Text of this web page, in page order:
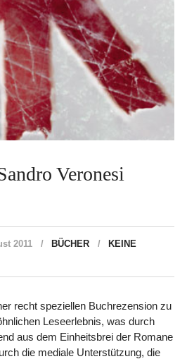
Veronesi
2011 BÜCHER
KEINE
recht speziellen Buchrezension zu
Leseerlebnis, was durch
aus dem Einheitsbrei der Romane
die mediale Unterstützung, die